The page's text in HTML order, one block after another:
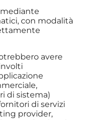
con modalità
avere
di sistema)
di servizi
provider,